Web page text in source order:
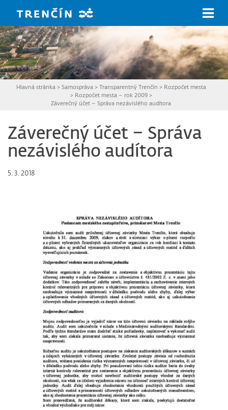
Hlavná stránka > Samospráva > Transparentný Trenčín > Rozpočet mesta
> Rozpočet mesta – rok 2009>
Záverečný účet – Správa nezávislého audítora
Záverečný účet – Správa
nezávislého audítora
5. 3. 2018